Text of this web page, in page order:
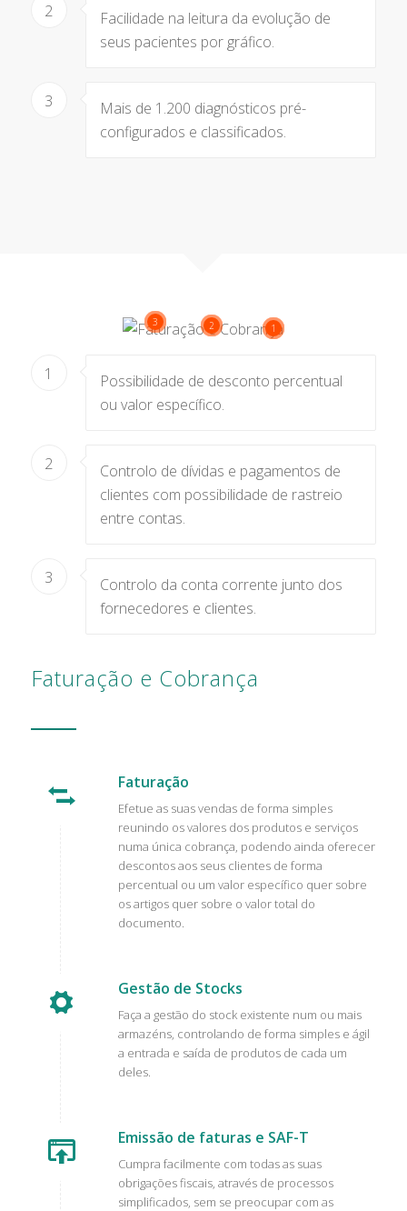
2
Facilidade na leitura da evolução de
seus pacientes por gráfico.
3
Mais de 1.200 diagnósticos pré-
configurados e classificados.
1
2
3
1
Possibilidade de desconto percentual
ou valor específico.
2
Controlo de dívidas e pagamentos de
clientes com possibilidade de rastreio
entre contas.
3
Controlo da conta corrente junto dos
fornecedores e clientes.
Faturação e Cobrança
Faturação
Efetue as suas vendas de forma simples
reunindo os valores dos produtos e serviços
numa única cobrança, podendo ainda oferecer
descontos aos seus clientes de forma
percentual ou um valor específico quer sobre
os artigos quer sobre o valor total do
documento.
Gestão de Stocks
Faça a gestão do stock existente num ou mais
armazéns, controlando de forma simples e ágil
a entrada e saída de produtos de cada um
deles.
Emissão de faturas e SAF-T
Cumpra facilmente com todas as suas
obrigações fiscais, através de processos
simplificados, sem se preocupar com as